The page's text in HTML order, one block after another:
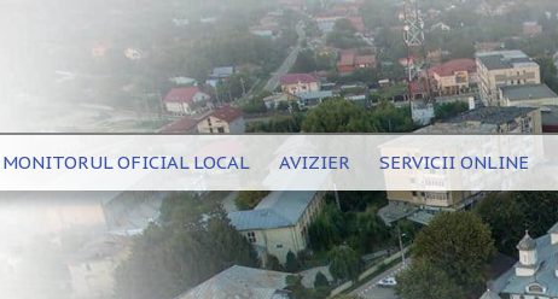
MONITORUL OFICIAL LOCAL AVIZIER SERVICII ONLINE